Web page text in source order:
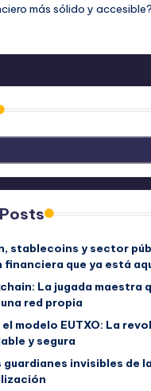
más sólido y accesible?
stablecoins y sector
financiera que ya está
La jugada maestra
red propia
modelo EUTXO: La
y segura
guardianes invisibles de la